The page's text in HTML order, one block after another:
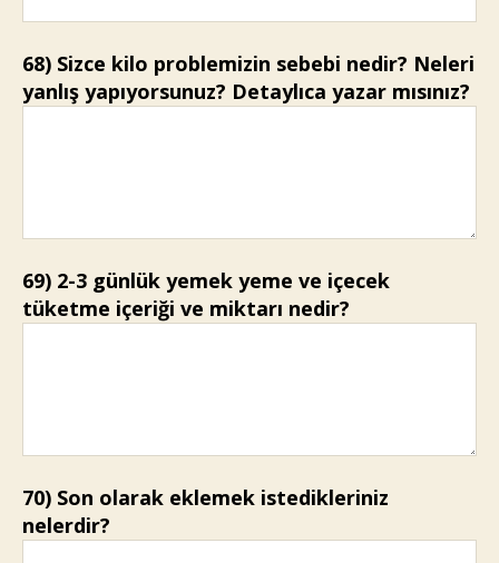
68) Sizce kilo problemizin sebebi nedir? Neleri
yanlış yapıyorsunuz? Detaylıca yazar mısınız?
69) 2-3 günlük yemek yeme ve içecek
tüketme içeriği ve miktarı nedir?
70) Son olarak eklemek istedikleriniz
nelerdir?